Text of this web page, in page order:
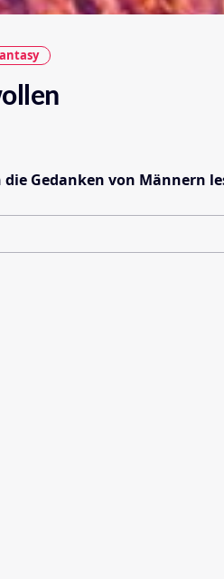
Gedanken von Männern